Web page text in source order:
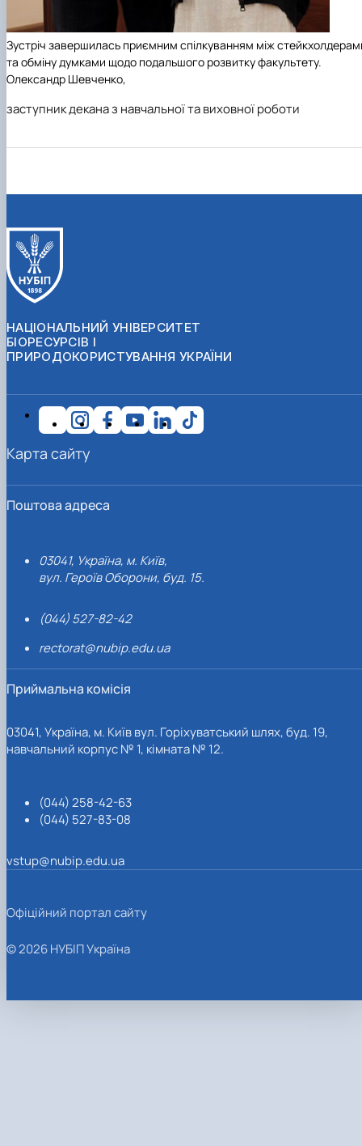
Зустріч завершилась приємним спілкуванням між
та обміну думками щодо подальшого розвитку факультету.
Олександр Шевченко,
заступник декана з навчальної та виховної роботи
НАЦІОНАЛЬНИЙ УНІВЕРСИТЕТ
БІОРЕСУРСІВ І
ПРИРОДОКОРИСТУВАННЯ УКРАЇНИ
Поштова адреса
03041, Україна, м. Київ,
вул. Героїв Оборони, буд. 15.
(044) 527-82-42
rectorat@nubip.edu.ua
Приймальна комісія
03041, Україна, м. Київ вул. Горіхуватський шлях, буд. 19,
навчальний корпус № 1, кімната № 12.
(044) 258-42-63
(044) 527-83-08
vstup@nubip.edu.ua
Карта сайту
Офіційний портал сайту
© 2026 НУБІП Україна